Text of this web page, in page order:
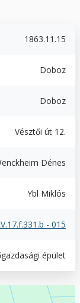
1863.11.15
Doboz
Doboz
Vésztői út 12.
Dénes
Ybl Miklós
- 015
épület